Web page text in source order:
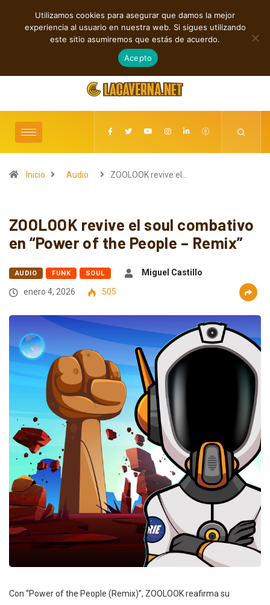
TENDENCIAS
M3TIN presenta “Nuestra Historia Acabó” en español
agosto 6, 2026
Inicio Audio ZOOLOOK revive el…
ZOOLOOK revive el soul combativo
en “Power of the People – Remix”
AUDIO FUNK SOUL
Miguel Castillo
enero 4, 2026
505
Con “Power of the People (Remix)”, ZOOLOOK reafirma su
Utilizamos cookies para asegurar que damos la mejor
experiencia al usuario en nuestra web. Si sigues utilizando
este sitio asumiremos que estás de acuerdo.
Acepto